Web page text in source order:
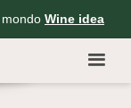
Wine idea